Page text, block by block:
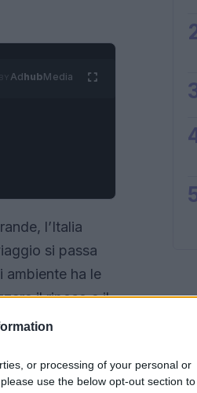
or processing of your personal or
use the below opt-out section to
AdhubMedia
l’Italia
si passa
ambiente ha le
il riposo e il